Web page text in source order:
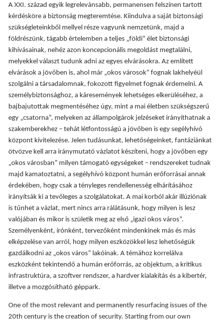
A XXI. század egyik legrelevánsabb, permanensen felszínen tartott
kérdésköre a biztonság megteremtése. Kiindulva a saját biztonsági
szükségleteinkből mellyel része vagyunk nemzetünk, majd a
földrészünk, tágabb értelemben a teljes „földi” élet biztonsági
kihívásainak, nehéz azon koncepcionális megoldást megtalálni,
melyekkel választ tudunk adni az egyes elvárásokra. Az említett
elvárások a jövőben is, ahol már „okos városok” fognak lakhelyéül
szolgálni a társadalomnak, fokozott figyelmet fognak érdemelni. A
személybiztonsághoz, a káresemények lehetséges elkerüléséhez, a
bajbajutottak megmentéséhez úgy, mint a mai életben szükségszerű
egy „csatorna”, melyeken az állampolgárok jelzéseket irányíthatnak a
szakemberekhez – tehát létfontosságú a jövőben is egy segélyhívó
központ kivitelezése. Jelen tudásunkat, lehetőségeinket, fantáziánkat
ötvözve kell arra iránymutató vázlatot készíteni, hogy a jövőben egy
„okos városban” milyen támogató egységeket – rendszereket tudnak
majd kamatoztatni, a segélyhívó központ humán erőforrásai annak
érdekében, hogy csak a tényleges rendellenesség elhárításához
irányítsák ki a tevőleges a szolgálatokat. A mai korból akár illúziónak
is tűnhet a vázlat, mert nincs arra rálátásunk, hogy milyen is lesz
valójában és mikor is születik meg az első „igazi okos város”.
Személyenként, írónként, tervezőként mindenkinek más és más
elképzelése van arról, hogy milyen eszközökkel lesz lehetőségük
gazdálkodni az „okos város” lakóinak. A témához korrelálva
eszközként tekintendő a humán erőforrás, az objektum, a kritikus
infrastruktúra, a szoftver rendszer, a hardver kialakítás és a kibertér,
illetve a mozgósítható géppark.
One of the most relevant and permanently resurfacing issues of the
20th century is the creation of security. Starting from our own